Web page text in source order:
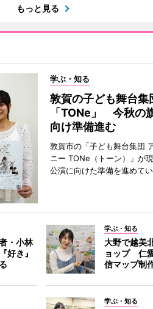
もっと見る
学ぶ・知る
敦賀の子ども舞台集
「TONe」 今秋の
向け準備進む
敦賀市の「子ども舞台集団
ニー TONe（トーン）」が
公演に向けた準備を進めてい
・小林
き』
学ぶ・知る
大野で越美
ョップ 仁
信マップ制
学ぶ・知る